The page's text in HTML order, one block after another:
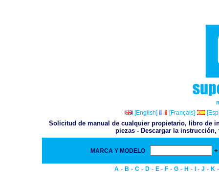
[English]
[Français]
Solicitud de manual de cualquier propietario, libro de
piezas - Descargar la
MARCA Y MODELO +
A - B - C - D - E - F - G - H - - J - K